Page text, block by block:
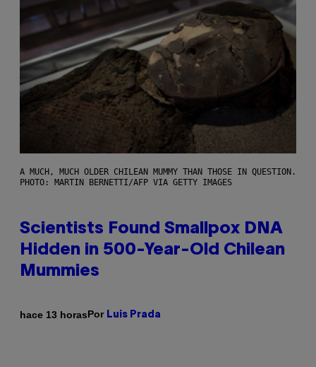
A MUCH, MUCH OLDER CHILEAN MUMMY THAN THOSE IN QUESTION.
PHOTO: MARTIN BERNETTI/AFP VIA GETTY IMAGES
Scientists Found Smallpox DNA
Hidden in 500-Year-Old Chilean
Mummies
hace 13 horasPor Luis Prada